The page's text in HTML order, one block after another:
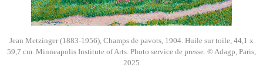
Jean Metzinger (1883-1956), Champs de pavots, 1904. Huile sur toile, 44,1 x
59,7 cm. Minneapolis Institute of Arts. Photo service de presse. © Adagp, Paris,
2025